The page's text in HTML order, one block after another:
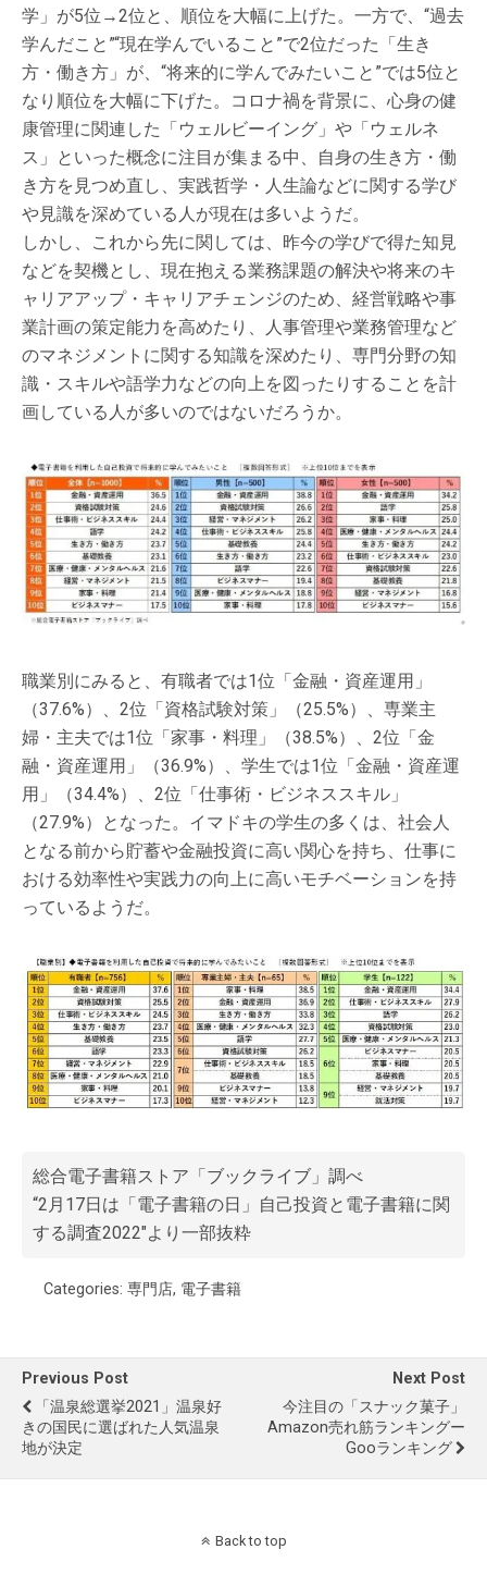
学」が5位→2位と、順位を大幅に上げた。一方で、“過去
学んだこと”“現在学んでいること”で2位だった「生き
方・働き方」が、“将来的に学んでみたいこと”では5位と
なり順位を大幅に下げた。コロナ禍を背景に、心身の健
康管理に関連した「ウェルビーイング」や「ウェルネ
ス」といった概念に注目が集まる中、自身の生き方・働
き方を見つめ直し、実践哲学・人生論などに関する学び
や見識を深めている人が現在は多いようだ。
しかし、これから先に関しては、昨今の学びで得た知見
などを契機とし、現在抱える業務課題の解決や将来のキ
ャリアアップ・キャリアチェンジのため、経営戦略や事
業計画の策定能力を高めたり、人事管理や業務管理など
のマネジメントに関する知識を深めたり、専門分野の知
識・スキルや語学力などの向上を図ったりすることを計
画している人が多いのではないだろうか。
職業別にみると、有職者では1位「金融・資産運用」
（37.6%）、2位「資格試験対策」（25.5%）、専業主
婦・主夫では1位「家事・料理」（38.5%）、2位「金
融・資産運用」（36.9%）、学生では1位「金融・資産運
用」（34.4%）、2位「仕事術・ビジネススキル」
（27.9%）となった。イマドキの学生の多くは、社会人
となる前から貯蓄や金融投資に高い関心を持ち、仕事に
おける効率性や実践力の向上に高いモチベーションを持
っているようだ。
総合電子書籍ストア「ブックライブ 」調べ
“2月17日は「電子書籍の日」自己投資と電子書籍に関
する調査2022″より一部抜粋
Categories: 専門店, 電子書籍
Previous Post
「温泉総選挙2021」温泉好
きの国民に選ばれた人気温泉
地が決定
Next Post
今注目の「スナック菓子」
Amazon売れ筋ランキングー
Gooランキング
Back to top